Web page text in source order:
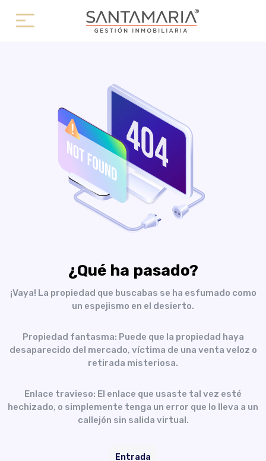
¿Qué ha pasado?
¡Vaya! La propiedad que buscabas se ha esfumado como
un espejismo en el desierto.
Propiedad fantasma: Puede que la propiedad haya
desaparecido del mercado, víctima de una venta veloz o
retirada misteriosa.
Enlace travieso: El enlace que usaste tal vez esté
hechizado, o simplemente tenga un error que lo lleva a un
callejón sin salida virtual.
Entrada